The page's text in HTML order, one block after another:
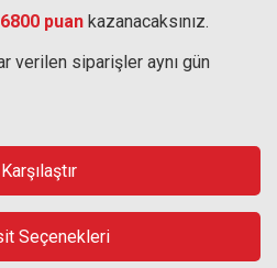
6800 puan kazanacaksınız.
verilen siparişler aynı gün
Karşılaştır
Seçenekleri